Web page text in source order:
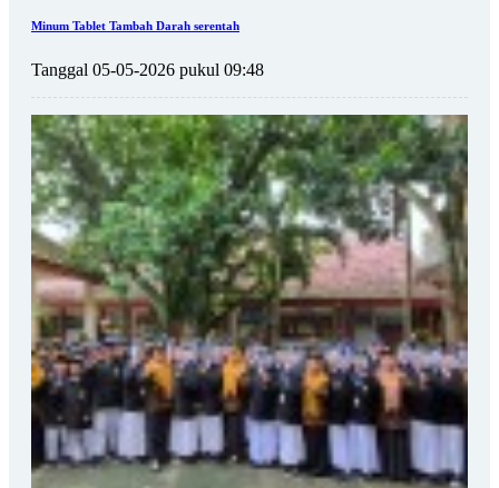
Minum Tablet Tambah Darah serentah
Tanggal 05-05-2026 pukul 09:48